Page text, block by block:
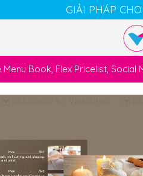
GIẢI PHÁP
Cart Chat
Book, Flex Pricelist,